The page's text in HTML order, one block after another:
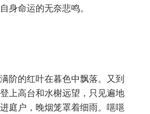
身命运的无奈悲鸣。
阶的红叶在暮色中飘落。又到
上高台和水榭远望，只见遍地
庭户，晚烟笼罩着细雨。嗈嗈